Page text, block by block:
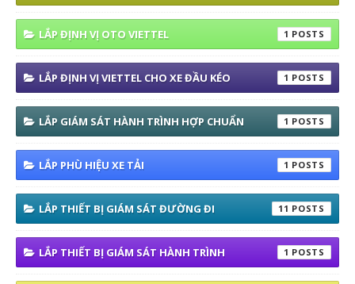
LẮP ĐỊNH VỊ OTO VIETTEL 1
LẮP ĐỊNH VỊ VIETTEL CHO XE ĐẦU KÉO 1
LẮP GIÁM SÁT HÀNH TRÌNH HỢP CHUẨN 1
LẮP PHÙ HIỆU XE TẢI 1
LẮP THIẾT BỊ GIÁM SÁT ĐƯỜNG ĐI 11
LẮP THIẾT BỊ GIÁM SÁT HÀNH TRÌNH 1